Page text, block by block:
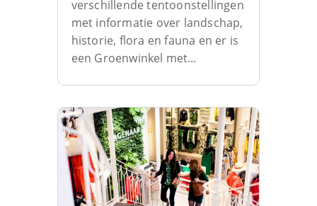
verschillende tentoonstellingen
met informatie over landschap,
historie, flora en fauna en er is
een Groenwinkel met…